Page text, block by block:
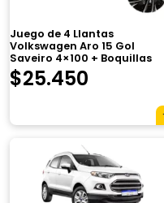
Juego de 4 Llantas
Volkswagen Aro 15 Gol
Saveiro 4×100 + Boquillas
$25.450